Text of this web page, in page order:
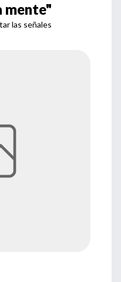
mente"
las señales